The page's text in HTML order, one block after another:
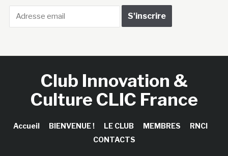
Club Innovation &
Culture CLIC France
Accueil BIENVENUE ! LE CLUB MEMBRES
RNCI
CONTACTS